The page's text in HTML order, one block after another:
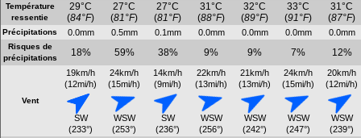
Température
ressentie
29°C
(84°F)
27°C
(81°F)
27°C
(81°F)
31°C
(88°F)
32°C
(89°F)
33°C
(91°F)
31°C
(87°F)
Précipitations 0.0mm 0.5mm 0.1mm 0.0mm 0.0mm 0.0mm 0.0mm
Risques de
précipitations
18% 59% 38% 9% 9% 7% 12%
Vent
19km/h
(12mi/h)
SW
(233°)
24km/h
(15mi/h)
WSW
(253°)
14km/h
(9mi/h)
SW
(236°)
22km/h
(13mi/h)
WSW
(256°)
21km/h
(13mi/h)
WSW
(242°)
24km/h
(15mi/h)
WSW
(247°)
20km/h
(12mi/h)
WSW
(239°)